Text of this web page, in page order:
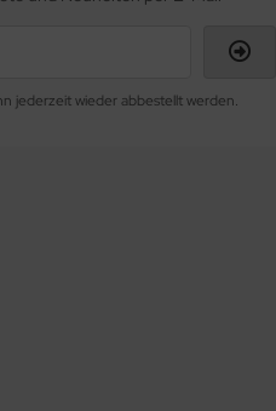
jederzeit wieder abbestellt werden.